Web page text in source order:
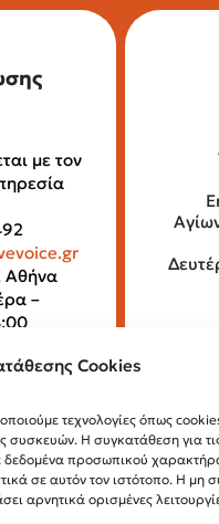
Cookies
τεχνολογίες όπως
Η συγκατάθεση για
δεδομένα προσωπικού
σε αυτόν τον ιστότοπο. Η μη
αρνητικά ορισμένες
με τον
Αθήνα
–